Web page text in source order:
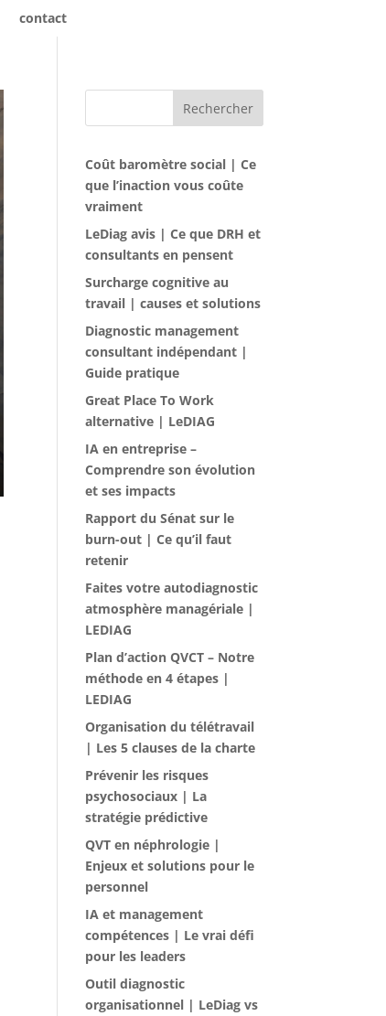
contact
Rechercher
Coût baromètre social | Ce
que l’inaction vous coûte
vraiment
LeDiag avis | Ce que DRH et
consultants en pensent
Surcharge cognitive au
travail | causes et solutions
Diagnostic management
consultant indépendant |
Guide pratique
Great Place To Work
alternative | LeDIAG
IA en entreprise –
Comprendre son évolution
et ses impacts
Rapport du Sénat sur le
burn-out | Ce qu’il faut
retenir
Faites votre autodiagnostic
atmosphère managériale |
LEDIAG
Plan d’action QVCT – Notre
méthode en 4 étapes |
LEDIAG
Organisation du télétravail
| Les 5 clauses de la charte
Prévenir les risques
psychosociaux | La
stratégie prédictive
QVT en néphrologie |
Enjeux et solutions pour le
personnel
IA et management
compétences | Le vrai défi
pour les leaders
Outil diagnostic
organisationnel | LeDiag vs